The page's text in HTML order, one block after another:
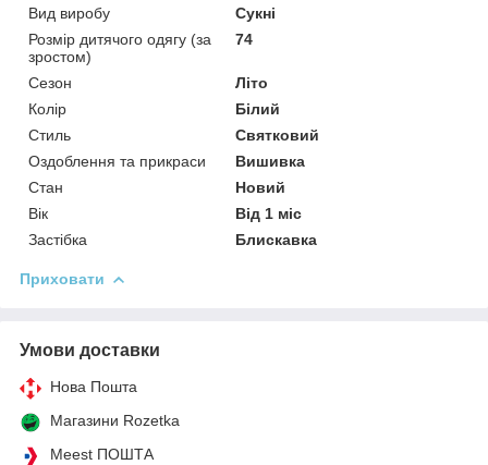
Вид виробу
Сукні
Розмір дитячого одягу (за
зростом)
74
Сезон
Літо
Колір
Білий
Стиль
Святковий
Оздоблення та прикраси
Вишивка
Стан
Новий
Вік
Від 1 міс
Застібка
Блискавка
Приховати
Умови доставки
Нова Пошта
Магазини Rozetka
Meest ПОШТА